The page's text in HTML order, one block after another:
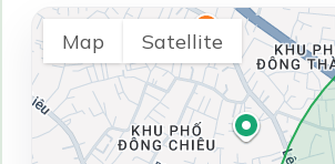
Map Satellite